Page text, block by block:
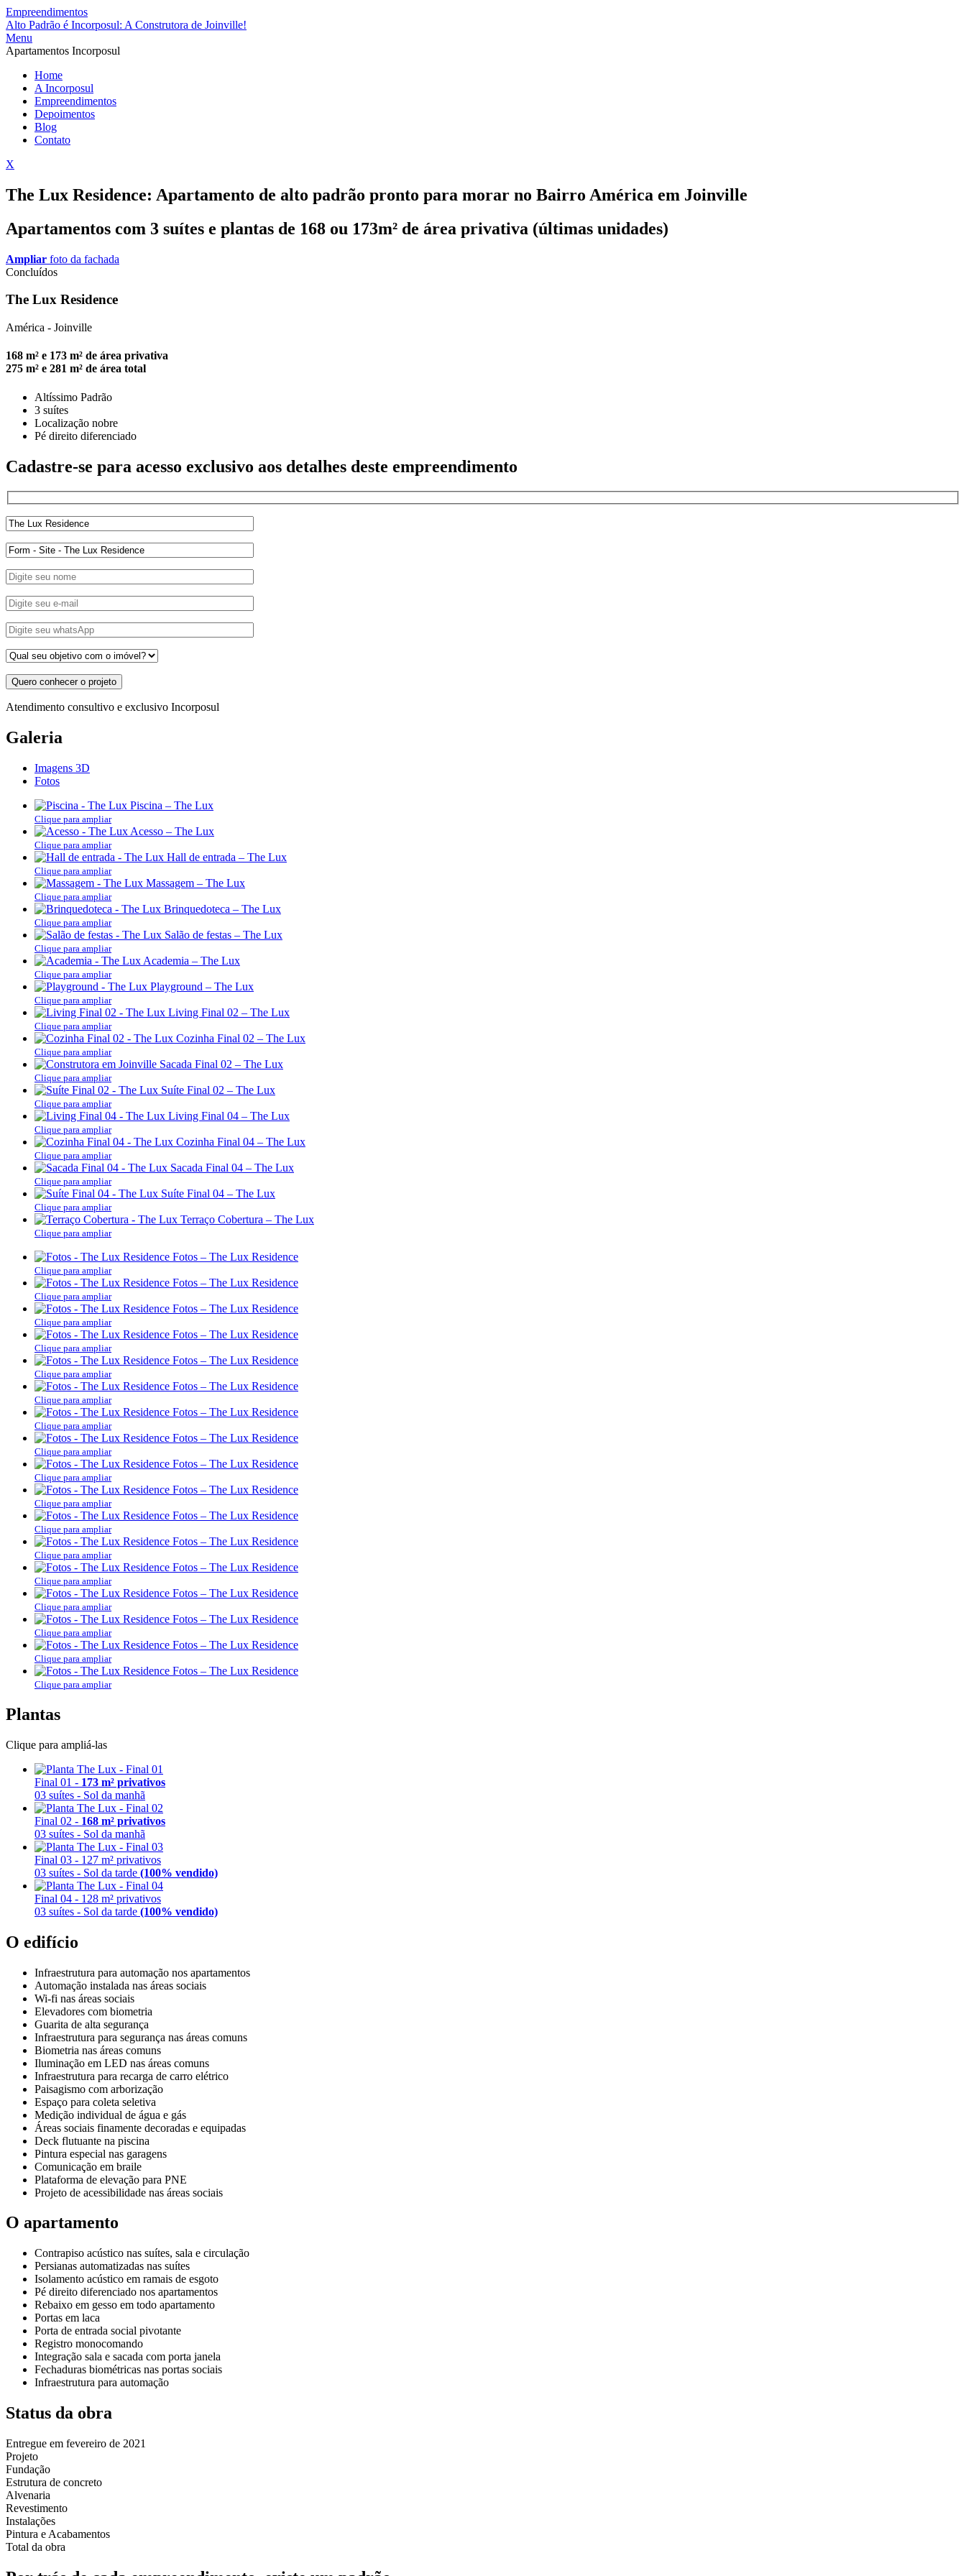
Empreendimentos
Alto Padrão é Incorposul: A Construtora de Joinville!
Menu
Apartamentos Incorposul
Home
A Incorposul
Empreendimentos
Depoimentos
Blog
Contato
X
The Lux Residence: Apartamento de alto padrão pronto para morar no Bairro América em Joinville
Apartamentos com 3 suítes e plantas de 168 ou 173m² de área privativa (últimas unidades)
Ampliar foto da fachada
Concluídos
The Lux Residence
América - Joinville
168 m² e 173 m² de área privativa
275 m² e 281 m² de área total
Altíssimo Padrão
3 suítes
Localização nobre
Pé direito diferenciado
Cadastre-se para acesso exclusivo aos detalhes deste empreendimento
Quero conhecer o projeto
Atendimento consultivo e exclusivo Incorposul
Galeria
Imagens 3D
Fotos
Piscina – The Lux
Clique para ampliar
Acesso – The Lux
Clique para ampliar
Hall de entrada – The Lux
Clique para ampliar
Massagem – The Lux
Clique para ampliar
Brinquedoteca – The Lux
Clique para ampliar
Salão de festas – The Lux
Clique para ampliar
Academia – The Lux
Clique para ampliar
Playground – The Lux
Clique para ampliar
Living Final 02 – The Lux
Clique para ampliar
Cozinha Final 02 – The Lux
Clique para ampliar
Sacada Final 02 – The Lux
Clique para ampliar
Suíte Final 02 – The Lux
Clique para ampliar
Living Final 04 – The Lux
Clique para ampliar
Cozinha Final 04 – The Lux
Clique para ampliar
Sacada Final 04 – The Lux
Clique para ampliar
Suíte Final 04 – The Lux
Clique para ampliar
Terraço Cobertura – The Lux
Clique para ampliar
Fotos – The Lux Residence
Clique para ampliar
Fotos – The Lux Residence
Clique para ampliar
Fotos – The Lux Residence
Clique para ampliar
Fotos – The Lux Residence
Clique para ampliar
Fotos – The Lux Residence
Clique para ampliar
Fotos – The Lux Residence
Clique para ampliar
Fotos – The Lux Residence
Clique para ampliar
Fotos – The Lux Residence
Clique para ampliar
Fotos – The Lux Residence
Clique para ampliar
Fotos – The Lux Residence
Clique para ampliar
Fotos – The Lux Residence
Clique para ampliar
Fotos – The Lux Residence
Clique para ampliar
Fotos – The Lux Residence
Clique para ampliar
Fotos – The Lux Residence
Clique para ampliar
Fotos – The Lux Residence
Clique para ampliar
Fotos – The Lux Residence
Clique para ampliar
Fotos – The Lux Residence
Clique para ampliar
Plantas
Clique para ampliá-las
Final 01 - 173 m² privativos
03 suítes - Sol da manhã
Final 02 - 168 m² privativos
03 suítes - Sol da manhã
Final 03 - 127 m² privativos
03 suítes - Sol da tarde (100% vendido)
Final 04 - 128 m² privativos
03 suítes - Sol da tarde (100% vendido)
O edifício
Infraestrutura para automação nos apartamentos
Automação instalada nas áreas sociais
Wi-fi nas áreas sociais
Elevadores com biometria
Guarita de alta segurança
Infraestrutura para segurança nas áreas comuns
Biometria nas áreas comuns
Iluminação em LED nas áreas comuns
Infraestrutura para recarga de carro elétrico
Paisagismo com arborização
Espaço para coleta seletiva
Medição individual de água e gás
Áreas sociais finamente decoradas e equipadas
Deck flutuante na piscina
Pintura especial nas garagens
Comunicação em braile
Plataforma de elevação para PNE
Projeto de acessibilidade nas áreas sociais
O apartamento
Contrapiso acústico nas suítes, sala e circulação
Persianas automatizadas nas suítes
Isolamento acústico em ramais de esgoto
Pé direito diferenciado nos apartamentos
Rebaixo em gesso em todo apartamento
Portas em laca
Porta de entrada social pivotante
Registro monocomando
Integração sala e sacada com porta janela
Fechaduras biométricas nas portas sociais
Infraestrutura para automação
Status da obra
Entregue em fevereiro de 2021
Projeto
Fundação
Estrutura de concreto
Alvenaria
Revestimento
Instalações
Pintura e Acabamentos
Total da obra